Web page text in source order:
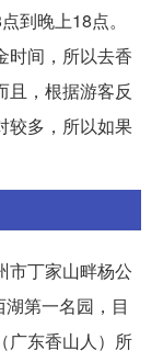
到晚上18点。
时间，所以去香
且，根据游客反
较多，所以如果
市丁家山畔杨公
第一名园，目
广东香山人）所